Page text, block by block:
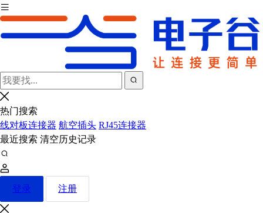
热门搜索
线对板连接器 航空插头 RJ45连接器
最近搜索 清空历史记录
登录 注册